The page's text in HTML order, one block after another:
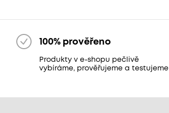
100% prověřeno
Produkty v e-shopu pečlivě
vybíráme, prověřujeme a testujeme